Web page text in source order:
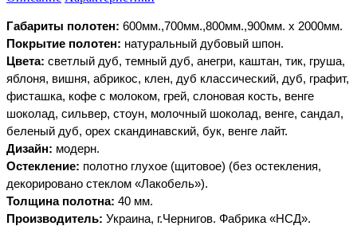
Габариты полотен: 600мм.,700мм.,800мм.,900мм. х 2000мм.
Покрытие полотен: натуральный дубовый шпон.
Цвета: светлый дуб, темный дуб, анегри, каштан, тик, груша,
яблоня, вишня, абрикос, клен, дуб классический, дуб, графит,
фисташка, кофе с молоком, грей, слоновая кость, венге
шоколад, сильвер, стоун, молочный шоколад, венге, сандал,
беленый дуб, орех скандинавский, бук, венге лайт.
Дизайн: модерн.
Остекление: полотно глухое (щитовое) (без остекления,
декорировано стеклом «Лакобель»).
Толщина полотна: 40 мм.
Производитель: Украина, г.Чернигов. Фабрика «НСД».